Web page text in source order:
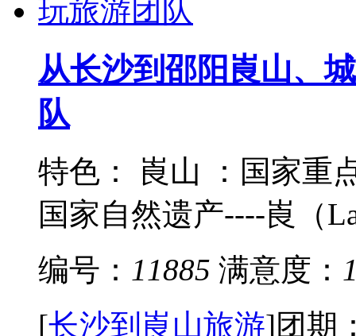
从长沙到邵阳崀山、
队
特色： 崀山 ：国家重
国家自然遗产----崀（
编号： 11885 满意度：
[长沙到崀山旅游]团期